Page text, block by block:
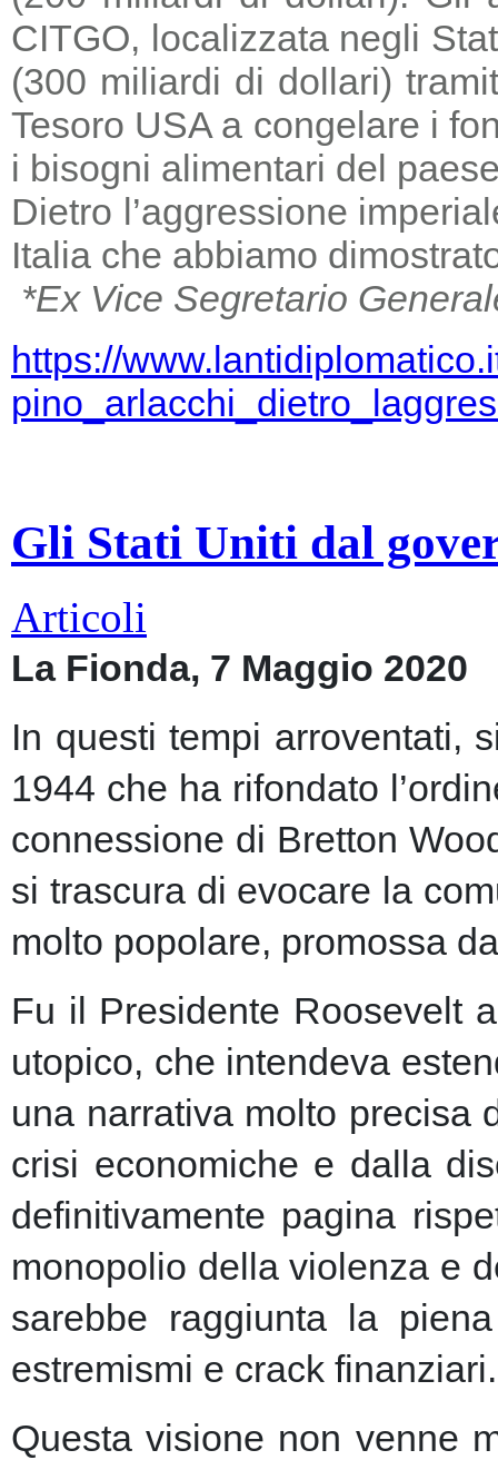
CITGO, localizzata negli
(300 miliardi di dollari)
Tesoro USA a congelare i
i bisogni alimentari del
Dietro l’aggressione
Italia che abbiamo
*Ex Vice Segretario
https://
Gli Stati Uniti dal
Articoli
La Fionda, 7 Maggio 2020
In questi tempi arroventati,
1944 che ha rifondato
connessione di Bretton
si trascura di evocare la
molto popolare, promossa
Fu il Presidente Roosevelt
utopico, che intendeva
una narrativa molto precisa
crisi economiche e dalla
definitivamente pagina
monopolio della violenza e
sarebbe raggiunta la
estremismi e crack finanziari.
Questa visione non venne